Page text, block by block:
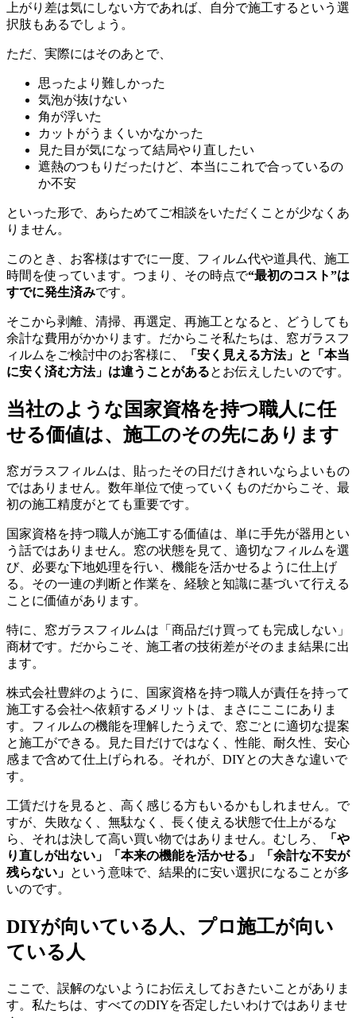
上がり差は気にしない方であれば、自分で施工するという選
択肢もあるでしょう。
ただ、実際にはそのあとで、
思ったより難しかった
気泡が抜けない
角が浮いた
カットがうまくいかなかった
見た目が気になって結局やり直したい
遮熱のつもりだったけど、本当にこれで合っているの
か不安
といった形で、あらためてご相談をいただくことが少なくあ
りません。
このとき、お客様はすでに一度、フィルム代や道具代、施工
時間を使っています。つまり、その時点で“最初のコスト”は
すでに発生済みです。
そこから剥離、清掃、再選定、再施工となると、どうしても
余計な費用がかかります。だからこそ私たちは、窓ガラスフ
ィルムをご検討中のお客様に、
「安く見える方法」と「本当
に安く済む方法」は違うことがあるとお伝えしたいのです。
当社のような国家資格を持つ職人に任
せる価値は、施工のその先にあります
窓ガラスフィルムは、貼ったその日だけきれいならよいもの
ではありません。数年単位で使っていくものだからこそ、最
初の施工精度がとても重要です。
国家資格を持つ職人が施工する価値は、単に手先が器用とい
う話ではありません。窓の状態を見て、適切なフィルムを選
び、必要な下地処理を行い、機能を活かせるように仕上げ
る。その一連の判断と作業を、経験と知識に基づいて行える
ことに価値があります。
特に、窓ガラスフィルムは「商品だけ買っても完成しない」
商材です。だからこそ、施工者の技術差がそのまま結果に出
ます。
株式会社豊絆のように、国家資格を持つ職人が責任を持って
施工する会社へ依頼するメリットは、まさにここにありま
す。フィルムの機能を理解したうえで、窓ごとに適切な提案
と施工ができる。見た目だけではなく、性能、耐久性、安心
感まで含めて仕上げられる。それが、DIYとの大きな違いで
す。
工賃だけを見ると、高く感じる方もいるかもしれません。で
すが、失敗なく、無駄なく、長く使える状態で仕上がるな
ら、それは決して高い買い物ではありません。むしろ、
「や
り直しが出ない」「本来の機能を活かせる」「余計な不安が
残らない」 という意味で、結果的に安い選択になることが多
いのです。
DIYが向いている人、プロ施工が向い
ている人
ここで、誤解のないようにお伝えしておきたいことがありま
す。私たちは、すべてのDIYを否定したいわけではありませ